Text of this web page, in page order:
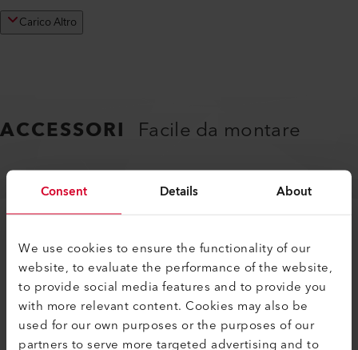
Consent Details About
We use cookies to ensure the functionality of our
website, to evaluate the performance of the website,
to provide social media features and to provide you
with more relevant content. Cookies may also be
used for our own purposes or the purposes of our
partners to serve more targeted advertising and to
Carico Altro
ACCESSORI Facile da montare
ACCESSORI SPECIFICI DEL MACCHINARIO
PRODOTTI SIMILI